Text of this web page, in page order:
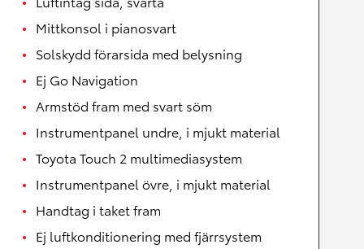
Mittkonsol i pianosvart
Solskydd förarsida med belysning
Ej Go Navigation
Armstöd fram med svart söm
Instrumentpanel undre, i mjukt material
Toyota Touch 2 multimediasystem
Instrumentpanel övre, i mjukt material
Handtag i taket fram
Ej luftkonditionering med fjärrsystem